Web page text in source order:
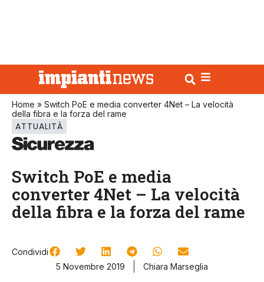
Home » Switch PoE e media converter 4Net – La velocità
della fibra e la forza del rame
ATTUALITÀ
Switch PoE e media
converter 4Net – La velocità
della fibra e la forza del rame
Condividi
5 Novembre 2019
Chiara Marseglia